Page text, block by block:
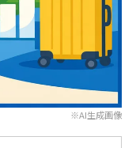
※AI生成画像